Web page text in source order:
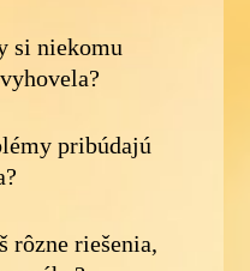
si niekomu
pribúdajú
rôzne riešenia,